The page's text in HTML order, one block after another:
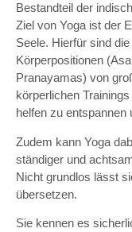
Bestandteil der
Ziel von Yoga ist der
Seele. Hierfür sind
Körperpositionen
Pranayamas) von
körperlichen
helfen zu entspannen
Zudem kann Yoga
ständiger und
Nicht grundlos lässt
übersetzen.
Sie kennen es